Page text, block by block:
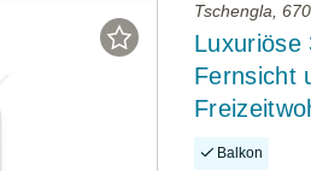
Tschengla,
Luxuriöse
Fernsicht
Balkon